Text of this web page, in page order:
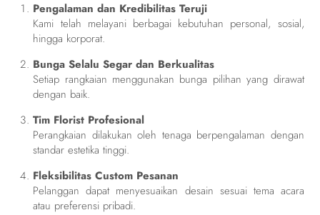
Pengalaman dan Kredibilitas Teruji
Kami telah melayani berbagai kebutuhan personal, sosial,
hingga korporat.
Bunga Selalu Segar dan Berkualitas
Setiap rangkaian menggunakan bunga pilihan yang dirawat
dengan baik.
Tim Florist Profesional
Perangkaian dilakukan oleh tenaga berpengalaman dengan
standar estetika tinggi.
Fleksibilitas Custom Pesanan
Pelanggan dapat menyesuaikan desain sesuai tema acara
atau preferensi pribadi.